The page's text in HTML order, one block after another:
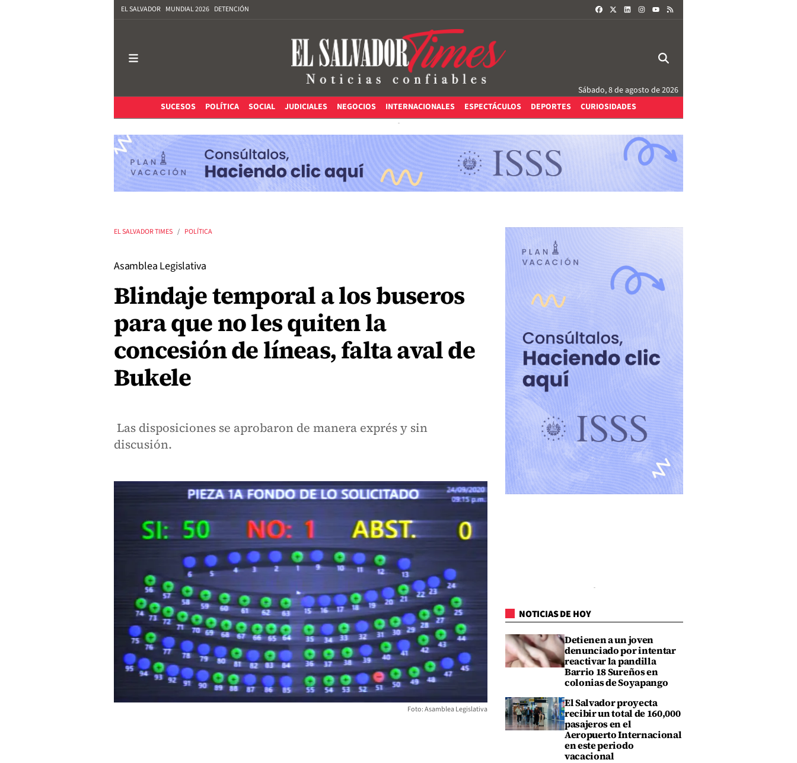
EL SALVADOR MUNDIAL 2026 DETENCIÓN FACEBOOKLINKEDININSTAGRAM
Sábado, 8 de agosto de 2026
SUCESOS
POLÍTICA SOCIAL JUDICIALES NEGOCIOS INTERNACIONALES ESPECTÁCULOS DEPORTES CURIOSIDADES
EL SALVADOR TIMES POLÍTICA
Asamblea Legislativa
Blindaje temporal a los buseros
para que no les quiten la
concesión de líneas, falta aval de
Bukele
Las disposiciones se aprobaron de manera exprés y sin
discusión.
Foto: Asamblea Legislativa
NOTICIAS DE HOY
Detienen a un joven
denunciado por intentar
reactivar la pandilla
Barrio 18 Sureños en
colonias de Soyapango
El Salvador proyecta
recibir un total de 160,000
pasajeros en el
Aeropuerto Internacional
en este periodo
vacacional